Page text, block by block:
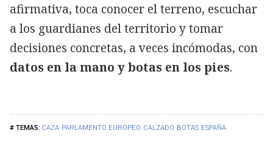
CAZA PARLAMENTO EUROPEO CALZADO BOTAS ESPAÑA
afirmativa, toca conocer el terreno, escuchar
a los guardianes del territorio y tomar
decisiones concretas, a veces incómodas, con
datos en la mano y botas en los pies.